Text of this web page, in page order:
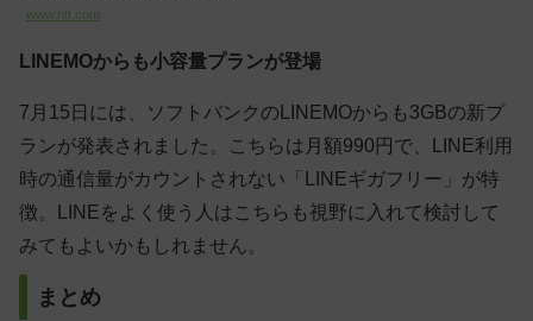
www.ntt.com
LINEMOからも小容量プランが登場
7月15日には、ソフトバンクのLINEMOからも3GBの新プ
ランが発表されました。こちらは月額990円で、LINE利用
時の通信量がカウントされない「LINEギガフリー」が特
徴。LINEをよく使う人はこちらも視野に入れて検討して
みてもよいかもしれません。
まとめ